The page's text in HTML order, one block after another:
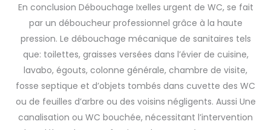
En conclusion Débouchage Ixelles urgent de WC, se fait
par un déboucheur professionnel grâce à la haute
pression. Le débouchage mécanique de sanitaires tels
que: toilettes, graisses versées dans l’évier de cuisine,
lavabo, égouts, colonne générale, chambre de visite,
fosse septique et d’objets tombés dans cuvette des WC
ou de feuilles d’arbre ou des voisins négligents. Aussi Une
canalisation ou WC bouchée, nécessitant l’intervention